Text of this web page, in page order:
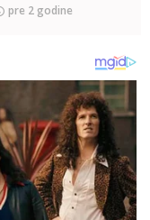
pre 2 godine